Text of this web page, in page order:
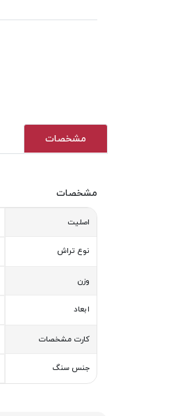
مشخصات
مشخصات
اصلیت
نوع تراش
وزن
ابعاد
کارت مشخصات
جنس سنگ